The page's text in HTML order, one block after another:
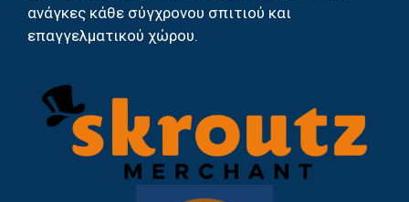
ανάγκες κάθε σύγχρονου σπιτιού και
επαγγελματικού χώρου.